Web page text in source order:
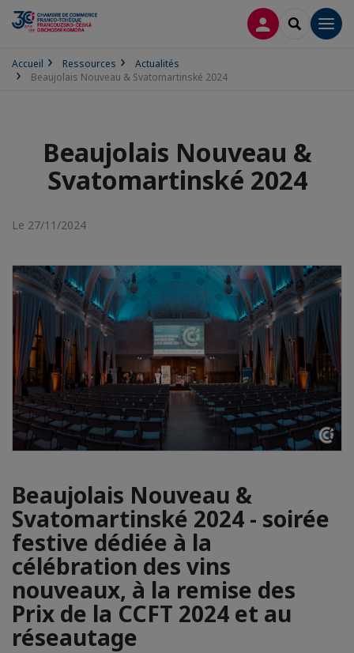
CONNEXION
Accueil Ressources
Actualités
Beaujolais Nouveau & Svatomartinské 2024
Beaujolais Nouveau &
Svatomartinské 2024
Le 27/11/2024
Beaujolais Nouveau &
Svatomartinské 2024 - soirée
festive dédiée à la
célébration des vins
nouveaux, à la remise des
Prix de la CCFT 2024 et au
réseautage